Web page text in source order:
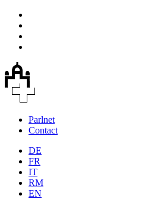
Parlnet
Contact
DE
FR
IT
RM
EN